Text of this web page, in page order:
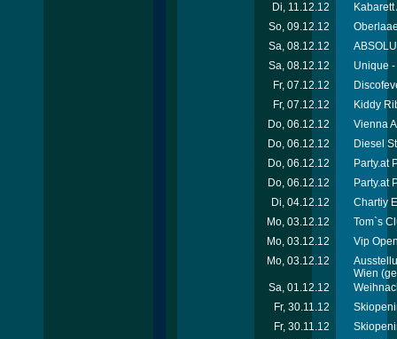
Di, 11.12.12
So, 09.12.12
Sa, 08.12.12
Sa, 08.12.12
Unique
Fr, 07.12.12
Fr, 07.12.12
Kiddy
Do, 06.12.12
Vienna
Do, 06.12.12
Diesel
Do, 06.12.12
Party.at
Do, 06.12.12
Party.at
Di, 04.12.12
Chartiy
Mo, 03.12.12
Tom`s
Mo, 03.12.12
Vip
Mo, 03.12.12
Wien
Sa, 01.12.12
Fr, 30.11.12
Fr, 30.11.12